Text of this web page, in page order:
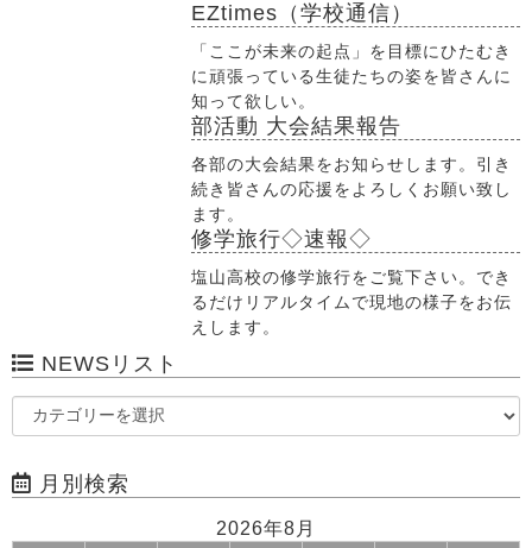
EZtimes（学校通信）
「ここが未来の起点」を目標にひたむき
に頑張っている生徒たちの姿を皆さんに
知って欲しい。
部活動 大会結果報告
各部の大会結果をお知らせします。引き
続き皆さんの応援をよろしくお願い致し
ます。
修学旅行◇速報◇
塩山高校の修学旅行をご覧下さい。でき
るだけリアルタイムで現地の様子をお伝
えします。
NEWSリスト
月別検索
2026年8月